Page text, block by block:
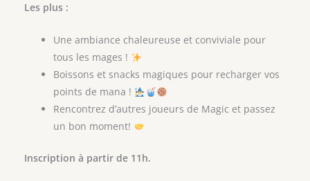
Les plus :
Une ambiance chaleureuse et conviviale pour
tous les mages !
Boissons et snacks magiques pour recharger vos
points de mana !
Rencontrez d’autres joueurs de Magic et passez
un bon moment!
Inscription à partir de 11h.